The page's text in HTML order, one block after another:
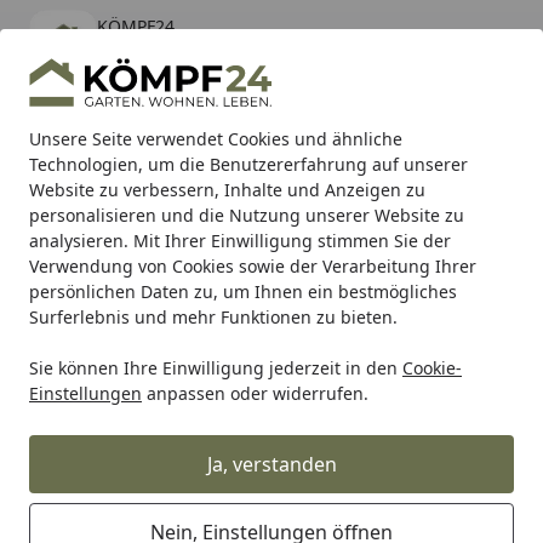
Unsere Seite verwendet Cookies und ähnliche
Technologien, um die Benutzererfahrung auf unserer
Website zu verbessern, Inhalte und Anzeigen zu
personalisieren und die Nutzung unserer Website zu
analysieren. Mit Ihrer Einwilligung stimmen Sie der
Verwendung von Cookies sowie der Verarbeitung Ihrer
persönlichen Daten zu, um Ihnen ein bestmögliches
Surferlebnis und mehr Funktionen zu bieten.
Sie können Ihre Einwilligung jederzeit in den Cookie-
Einstellungen anpassen oder widerrufen.
Ja, verstanden
Nein, Einstellungen öffnen
KÖMPF24
kostenlos - Im App Store
Hotline
Alle Produkte
Mein Konto
Suchen
Karibu Pools inkl. gratis Sandfilteranlage & Pool-
Starterset (Gesamtwert bis 468,99€)
Startseite
Auto & Zweirad Motorradzubehör & Werkzeuge
Supersprox Stealth-Kettenrad 525
37Z (Schwarz)